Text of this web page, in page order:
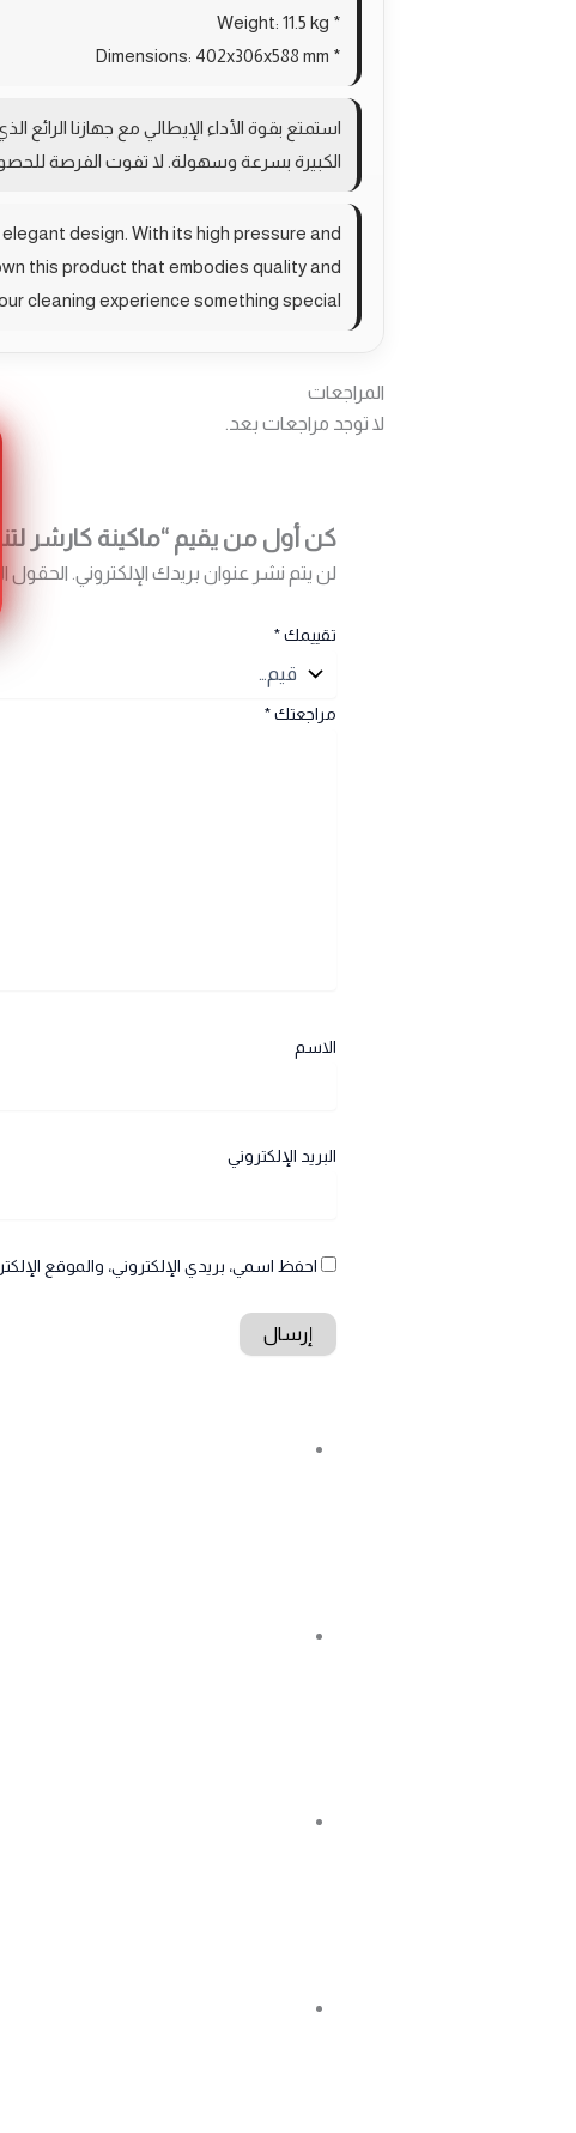
* Weight: 11.5 kg
* Dimensions: 402x306x588 mm
استمتع بقوة الأداء الإيطالي مع جهازنا
الكبيرة بسرعة وسهولة. لا تفوت الفرصة
design. With its high pressure and
this product that embodies quality and
cleaning experience something special.
المراجعات
لا توجد مراجعات بعد.
كن أول من يقيم “ماكينة كارشر لتنظيف بالضغط
لن يتم نشر عنوان بريدك الإلكتروني. الحقول
تقييمك*
مراجعتك*
الاسم
البريد الإلكتروني
احفظ اسمي، بريدي الإلكتروني، والموقع